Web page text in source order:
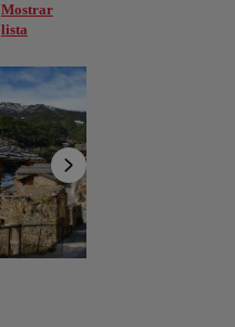
Mostrar
lista